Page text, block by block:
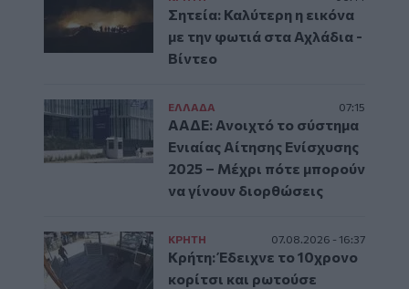
Σητεία: Καλύτερη η εικόνα
με την φωτιά στα Αχλάδια -
Βίντεο
ΕΛΛAΔΑ 07:15
ΑΑΔΕ: Ανοιχτό το σύστημα
Ενιαίας Αίτησης Ενίσχυσης
2025 – Μέχρι πότε μπορούν
να γίνουν διορθώσεις
ΚΡΗΤΗ 07.08.2026 - 16:37
Κρήτη: Έδειχνε το 10χρονο
κορίτσι και ρωτούσε